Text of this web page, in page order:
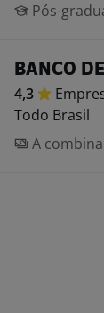
Pós-
BANCO
4,3
Todo Brasil
A